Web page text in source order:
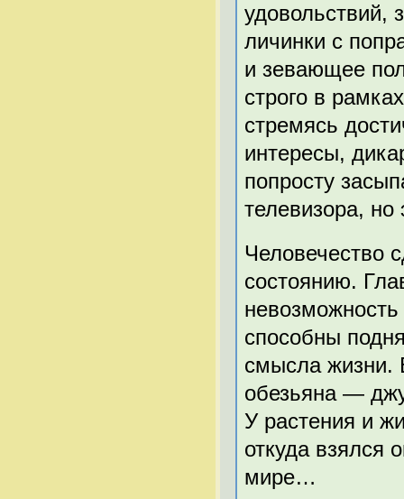
удовольствий,
личинки с
и зевающее
строго в
стремясь
интересы,
попросту
телевизора, но
Человечество
состоянию.
способны
смысла жизни.
обезьяна —
У растения и
откуда взялся
мире…